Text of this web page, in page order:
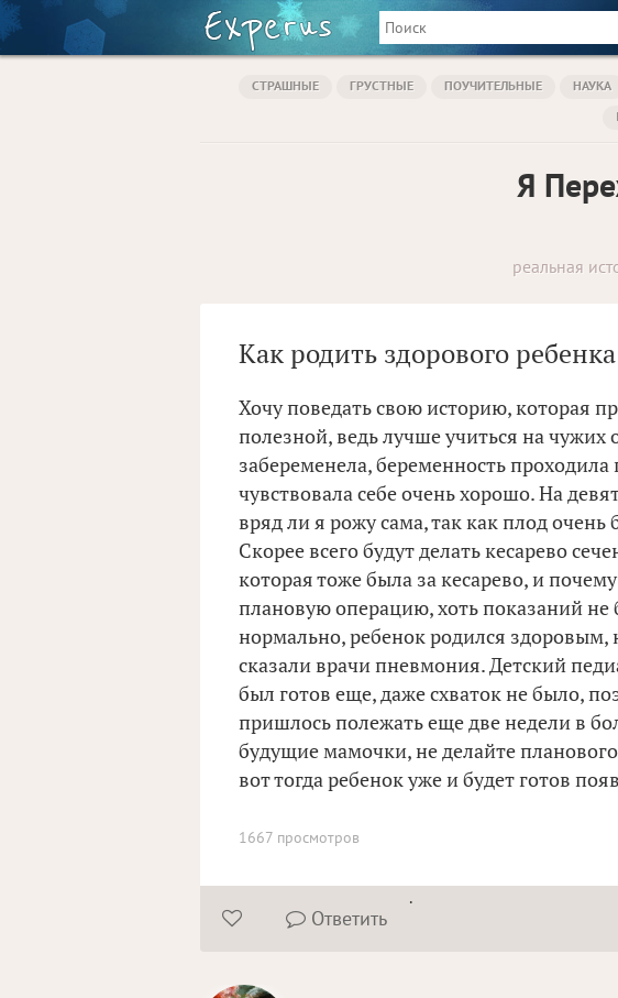
СТРАШНЫЕ ГРУСТНЫЕ ПОУЧИТЕЛЬНЫЕ НАУКА
Я
реальная
Как родить здорового
Хочу поведать свою историю, которая
полезной, ведь лучше учиться на чужих
забеременела, беременность
чувствовала себе очень хорошо. На
вряд ли я рожу сама, так как плод
Скорее всего будут делать кесарево
которая тоже была за кесарево, и
плановую операцию, хоть показаний
нормально, ребенок родился здоровым,
сказали врачи пневмония. Детский
был готов еще, даже схваток не было,
пришлось полежать еще две недели в
будущие мамочки, не делайте планового
вот тогда ребенок уже и будет готов
1667 просмотров
  Ответить
.